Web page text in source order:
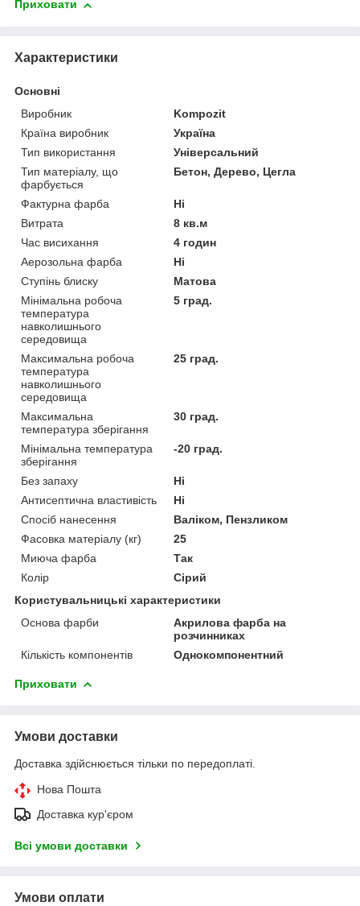
Приховати
Характеристики
Основні
Виробник
Kompozit
Країна виробник
Україна
Тип використання
Універсальний
Тип матеріалу, що
фарбується
Бетон, Дерево, Цегла
Фактурна фарба
Ні
Витрата
8 кв.м
Час висихання
4 годин
Аерозольна фарба
Ні
Ступінь блиску
Матова
Мінімальна робоча
температура
навколишнього
середовища
5 град.
Максимальна робоча
температура
навколишнього
середовища
25 град.
Максимальна
температура зберігання
30 град.
Мінімальна температура
зберігання
-20 град.
Без запаху
Ні
Антисептична властивість
Ні
Спосіб нанесення
Валіком, Пензликом
Фасовка матеріалу (кг)
25
Миюча фарба
Так
Колір
Сірий
Користувальницькі характеристики
Основа фарби
Акрилова фарба на
розчинниках
Кількість компонентів
Однокомпонентний
Приховати
Умови доставки
Доставка здійснюється тільки по передоплаті.
Нова Пошта
Доставка кур'єром
Всі умови доставки
Умови оплати